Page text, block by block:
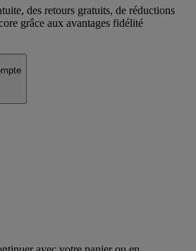
des retours gratuits, de réductions
grâce aux avantages fidélité